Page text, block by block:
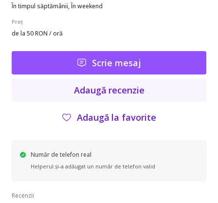
În timpul săptămânii, În weekend
Preț
de la 50 RON / oră
Scrie mesaj
Adaugă recenzie
Adaugă la favorite
Număr de telefon real
Helperul și-a adăugat un număr de telefon valid
Recenzii